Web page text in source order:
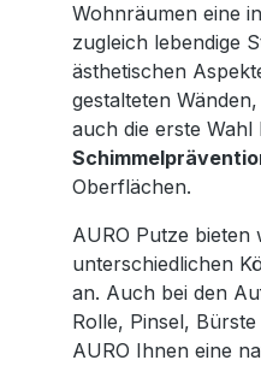
Wohnräumen eine
zugleich lebendige
ästhetischen
gestalteten
auch die erste Wahl
Oberflächen.
AURO Putze bieten
unterschiedlichen
an. Auch bei den
Rolle, Pinsel,
AURO Ihnen eine